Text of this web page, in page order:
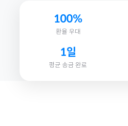
100%
환율 우대
1일
평균 송금 완료